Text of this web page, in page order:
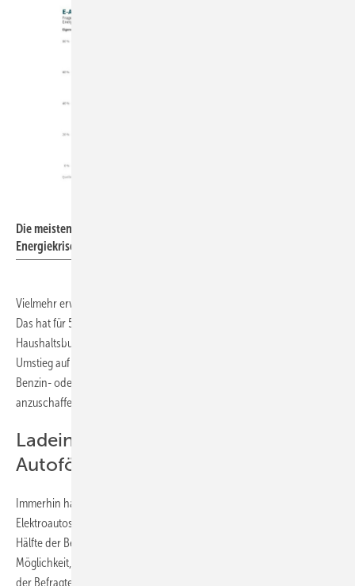
Die meisten Elektroautofahrer sind sich sicher, dass sie vor der
Energiekrise besser geschützt sind.
Vielmehr erwarten sie, dass die Energiepreise dauerhaft hoch bleiben.
Das hat für 58 Prozent erhebliche Auswirkungen auf ihr
Haushaltsbudget. Ein Weg aus diesem Dilemma ist für viele der
Umstieg auf die Elektromobilität. So überlegt jeder dritte Fahrer eines
Benzin- oder Diesel-Pkw, aufgrund der Energiekrise ein Elektroauto
anzuschaffen.
Ladeinfrastruktur ist wichtiger als
Autoförderung
Immerhin hat die Bundesregierung wieder eine Förderung von
Elektroautos aufgelegt, was den Markt derzeit ankurbelt. Für über die
Hälfte der Befragten ist das der richtige Weg. Doch vielen fehlt die
Möglichkeit, ihr Elektroauto zu laden. Deshalb befürworten 67 Prozent
der Befragten den Ausbau der Ladeinfrastruktur in ländlichen